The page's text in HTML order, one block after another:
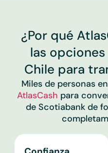
¿Por qué
las
Chile para
Miles de personas
AtlasCash para
de Scotiabank de